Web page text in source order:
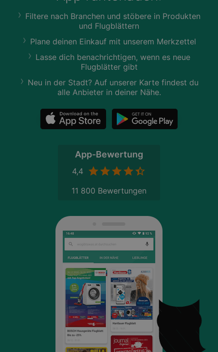
Filtere nach Branchen und stöbere in Produkten
und Flugblättern
Plane deinen Einkauf mit unserem Merkzettel
Lasse dich benachrichtigen, wenn es neue
Flugblätter gibt
Neu in der Stadt? Auf unserer Karte findest du
alle Anbieter in deiner Nähe.
App-Bewertung
4,4
11 800 Bewertungen